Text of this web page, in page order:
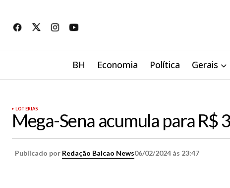
BH Economia Política Gerais
LOTERIAS
Mega-Sena acumula para R$
Publicado por Redação Balcao News06/02/2024 às 23:47